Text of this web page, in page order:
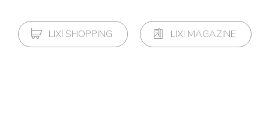
LIXI SHOPPING LIXI MAGAZINE